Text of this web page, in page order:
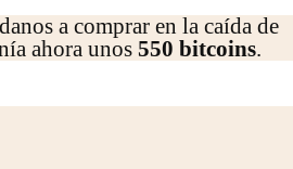
a comprar en la caída de
ahora unos 550 bitcoins.